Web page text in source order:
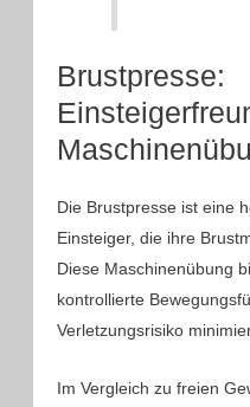
Brustpresse:
Die Brustpresse ist eine
Einsteiger, die ihre
Diese Maschinenübung
kontrollierte
Verletzungsrisiko
Im Vergleich zu freien